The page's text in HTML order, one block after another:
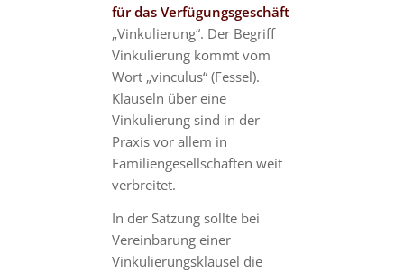
für das Verfügungsgeschäft
„Vinkulierung“. Der Begriff
Vinkulierung kommt vom
Wort „vinculus“ (Fessel).
Klauseln über eine
Vinkulierung sind in der
Praxis vor allem in
Familiengesellschaften weit
verbreitet.
In der Satzung sollte bei
Vereinbarung einer
Vinkulierungsklausel die